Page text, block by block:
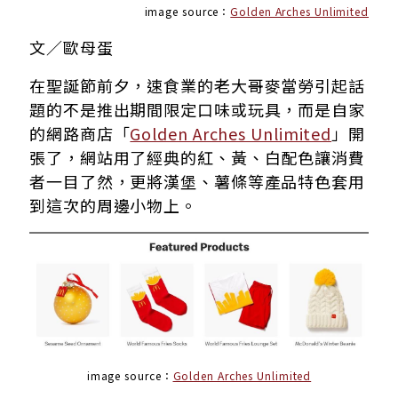
image source：Golden Arches Unlimited
文／歐母蛋
在聖誕節前夕，速食業的老大哥麥當勞引起話
題的不是推出期間限定口味或玩具，而是自家
的網路商店 「Golden Arches Unlimited 」 開
張了， 網站用了經典的紅、黃、白配色讓消費
者一目了然，更將漢堡、薯條等產品特色套用
到這次的周邊小物上 。
image source： Golden Arches Unlimited